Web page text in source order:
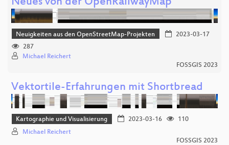
Neuigkeiten aus den OpenStreetMap-Projekten
2023-03-17
287
Michael Reichert
FOSSGIS 2023
Vektortile-Erfahrungen mit Shortbread
Kartographie und Visualisierung 2023-03-16
110
Michael Reichert
FOSSGIS 2023